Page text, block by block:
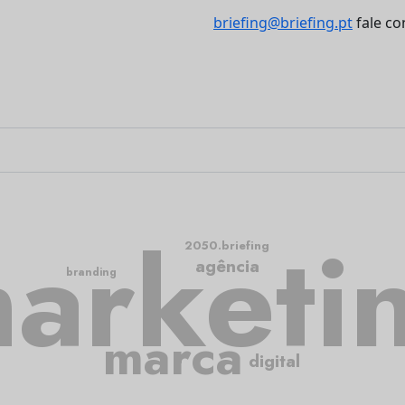
briefing@briefing.ptfale
marca
agência
digital
2050.briefing
branding